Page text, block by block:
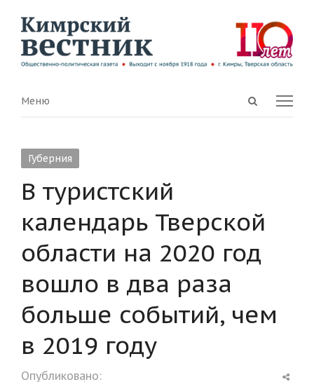
Open
Menu
Меню
Губерния
В туристский
календарь Тверской
области на 2020 год
вошло в два раза
больше событий, чем
в 2019 году
Опубликовано: